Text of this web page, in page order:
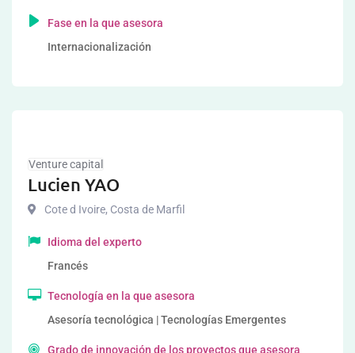
Fase en la que asesora
Internacionalización
Venture capital
Lucien YAO
Cote d Ivoire, Costa de Marfil
Idioma del experto
Francés
Tecnología en la que asesora
Asesoría tecnológica | Tecnologías Emergentes
Grado de innovación de los proyectos que asesora